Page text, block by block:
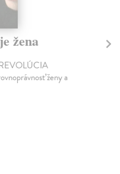
žena
ženy a